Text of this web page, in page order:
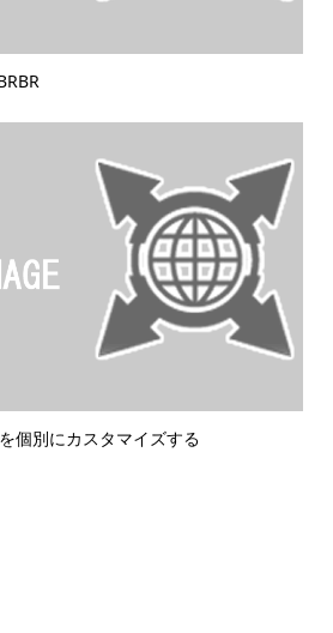
個別にカスタマイズする